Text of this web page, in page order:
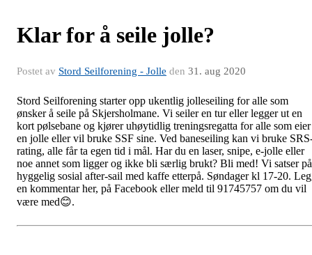
Klar for å seile jolle?
Postet av Stord Seilforening - Jolle den 31. aug 2020
Stord Seilforening starter opp ukentlig jolleseiling for alle som
ønsker å seile på Skjersholmane. Vi seiler en tur eller legger ut en
kort pølsebane og kjører uhøytidlig treningsregatta for alle som eier
en jolle eller vil bruke SSF sine. Ved baneseiling kan vi bruke
rating, alle får ta egen tid i mål. Har du en laser, snipe, e-jolle eller
noe annet som ligger og ikke bli særlig brukt? Bli med! Vi satser på
hyggelig sosial after-sail med kaffe etterpå. Søndager kl 17-20.
en kommentar her, på Facebook eller meld til 91745757 om du vil
være med😊.